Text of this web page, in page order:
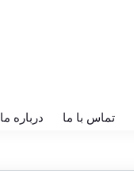
تماس با ما درباره ما